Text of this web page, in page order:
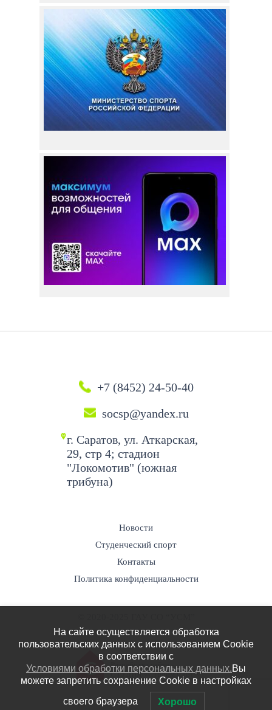
+7 (8452) 24-50-40
socsp@yandex.ru
г. Саратов, ул. Аткарская,
29, стр 4; стадион
"Локомотив" (южная
трибуна)
Новости
Студенческий спорт
Контакты
Политика конфиденциальности
Разработка сайта -
СТУДИЯ «Строим Сайт!»
На сайте осуществляется обработка
пользовательских данных с использованием Cookie
в соответствии c
Условиями обработки персональных данных.Вы
можете запретить сохранение Cookie в настройках
своего браузера Хорошо